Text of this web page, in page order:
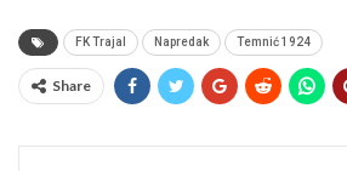
FK Trajal Napredak Temnić 1924
Share